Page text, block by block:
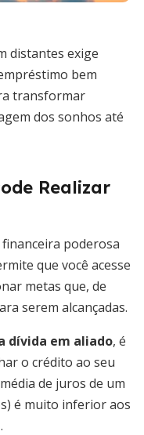
distantes exige
bem
transformar
dos sonhos até
Realizar
poderosa
que você acesse
metas que, de
serem alcançadas.
dívida em aliado, é
o crédito ao seu
de juros de um
é muito inferior aos